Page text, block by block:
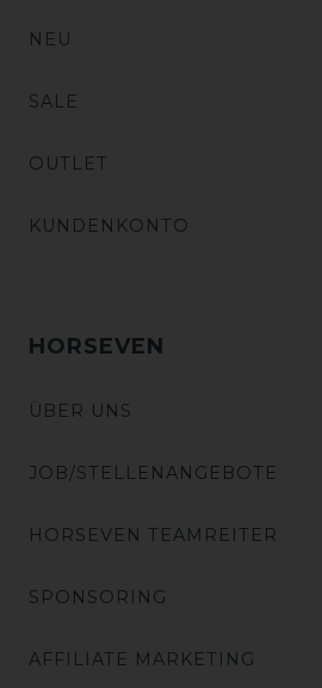
NEU
SALE
OUTLET
KUNDENKONTO
HORSEVEN
ÜBER UNS
JOB/STELLENANGEBOTE
HORSEVEN TEAMREITER
SPONSORING
AFFILIATE MARKETING